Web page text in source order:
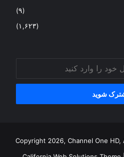
(۹)
(۱,۶۲۳)